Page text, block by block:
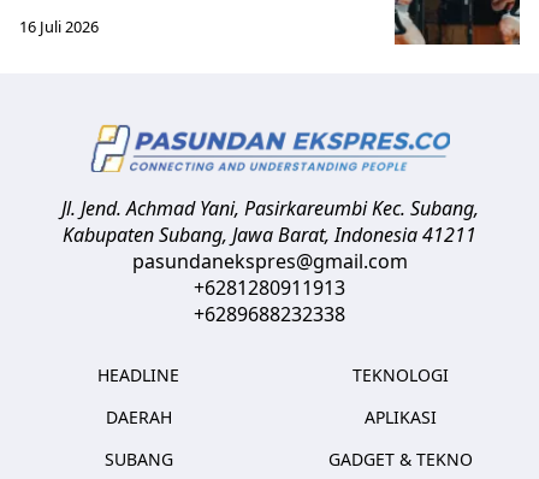
16 Juli 2026
Jl. Jend. Achmad Yani, Pasirkareumbi Kec. Subang,
Kabupaten Subang, Jawa Barat,Indonesia41211
pasundanekspres@gmail.com
+6281280911913
+6289688232338
HEADLINE
DAERAH
SUBANG
TEKNOLOGI
APLIKASI
GADGET & TEKNO